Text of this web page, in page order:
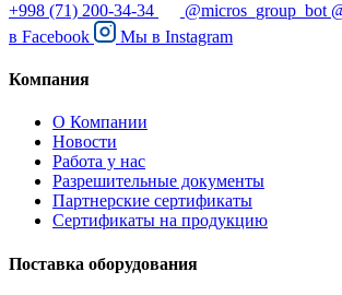
+998 (71) 200-34-34 @micros_group_bot
в Facebook Мы в Instagram
Компания
О Компании
Новости
Работа у нас
Разрешительные документы
Партнерские сертификаты
Сертификаты на продукцию
Поставка оборудования